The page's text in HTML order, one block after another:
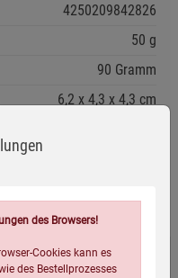
4250209842826
50 g
90 Gramm
6,2 4,3 4,3 cm
bestellt:
des Browsers!
Cookies kann es
des Bestellprozesses